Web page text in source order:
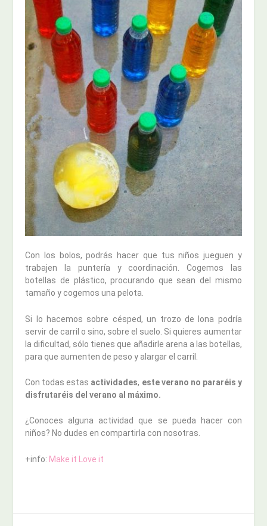
Con los bolos, podrás hacer que tus niños jueguen y
trabajen la puntería y coordinación. Cogemos las
botellas de plástico, procurando que sean del mismo
tamaño y cogemos una pelota.
Si lo hacemos sobre césped, un trozo de lona podría
servir de carril o sino, sobre el suelo. Si quieres aumentar
la dificultad, sólo tienes que añadirle arena a las botellas,
para que aumenten de peso y alargar el carril.
Con todas estas actividades, este verano no pararéis y
disfrutaréis del verano al máximo.
¿Conoces alguna actividad que se pueda hacer con
niños? No dudes en compartirla con nosotras.
+info: Make it Love it